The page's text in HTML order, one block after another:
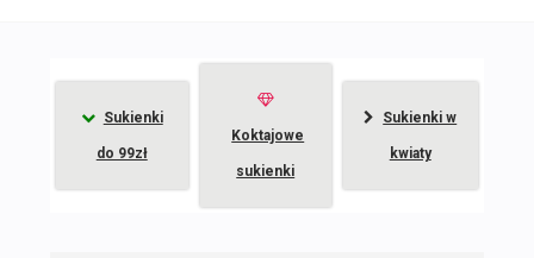
Sukienki
do 99zł
Koktajowe
sukienki
Sukienki w
kwiaty